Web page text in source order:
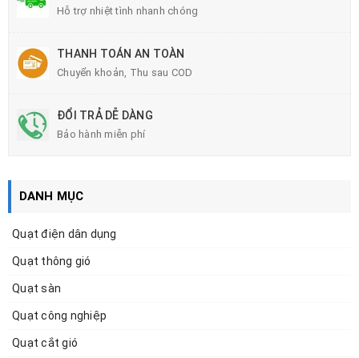
Hỗ trợ nhiệt tình nhanh chóng
THANH TOÁN AN TOÀN
Chuyển khoản, Thu sau COD
ĐỔI TRẢ DỄ DÀNG
Bảo hành miễn phí
DANH MỤC
Quạt điện dân dụng
Quạt thông gió
Quạt sàn
Quạt công nghiệp
Quạt cắt gió